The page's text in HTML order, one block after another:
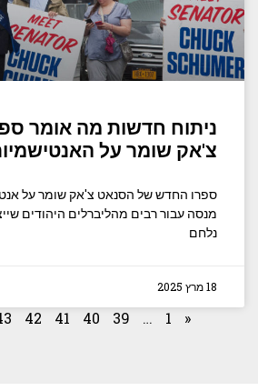
ניתוח חדשות מה אומר
צ'אק שומר על
ספרו החדש של הסנאט צ'אק שומר על
מנסה עבור רבים מהליברלים היהודים
נלחם
18 מרץ 2025
«
1
…
39
40
41
42